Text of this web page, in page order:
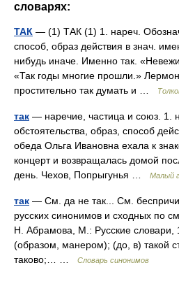
словарях:
ТАК — (1) ТАК (1) 1. нареч.
способ, образ действия в знач.
нибудь иначе. Именно так.
«Так годы многие прошли.»
простительно так думать и …
так — наречие, частица и союз. 1.
обстоятельства, образ, способ
обеда Ольга Ивановна ехала к
концерт и возвращалась домой
день. Чехов, Попрыгунья …
Малый
так — См. да не так... См.
русских синонимов и сходных по
Н. Абрамова, М.: Русские словари,
(образом, манером); (до, в) такой
таково;… …
Словарь синонимов